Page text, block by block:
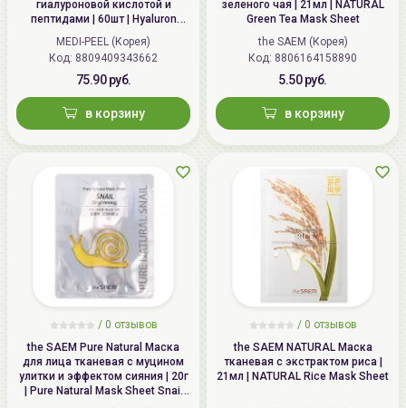
гиалуроновой кислотой и
пептидами | 60шт | Hyaluron
Aqua Peptide 9 Ampoule Eye
Patch
MEDI-PEEL (Корея)
Код: 8809409343662
75.90 руб.
в корзину
зеленого чая | 21мл | NATURAL
Green Tea Mask Sheet
the SAEM (Корея)
Код: 8806164158890
5.50 руб.
в корзину
/ 0 отзывов
the SAEM Pure Natural Маска
для лица тканевая с муцином
улитки и эффектом сияния | 20г
| Pure Natural Mask Sheet Snail
/ 0 отзывов
the SAEM NATURAL Маска
тканевая с экстрактом риса |
21мл | NATURAL Rice Mask Sheet